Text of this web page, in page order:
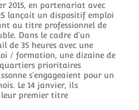
2015, en partenariat avec
lançait un dispositif emploi
au titre professionnel de
Dans le cadre d’un
de 35 heures avec une
/ formation, une dizaine de
quartiers prioritaires
s’engageaient pour un
Le 14 janvier, ils
premier titre